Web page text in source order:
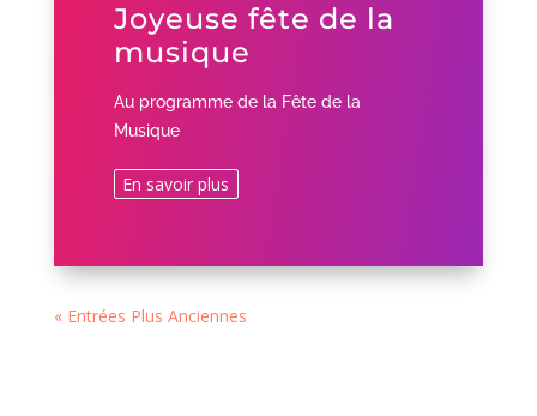
Joyeuse fête de la
musique
Au programme de la Fête de la
Musique
En savoir plus
« Entrées Plus Anciennes